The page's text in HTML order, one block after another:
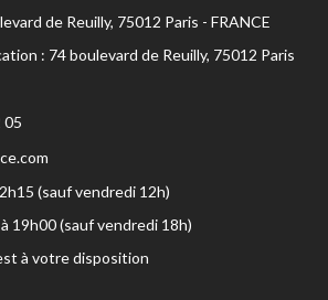
de Reuilly, 75012 Paris - FRANCE
: 74 boulevard de Reuilly, 75012 Paris
05
(sauf vendredi 12h)
19h00 (sauf vendredi 18h)
à votre disposition